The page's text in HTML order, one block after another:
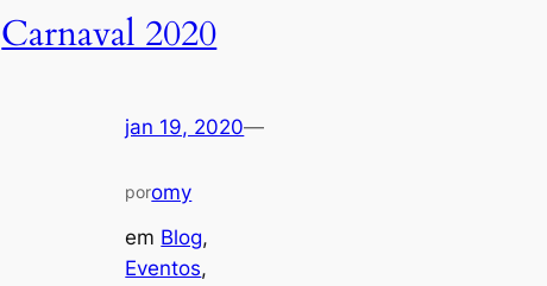
Carnaval 2020
jan 19, 2020—
poromy
em Blog
Eventos